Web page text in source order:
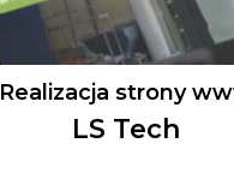
Realizacja strony
LS Tech